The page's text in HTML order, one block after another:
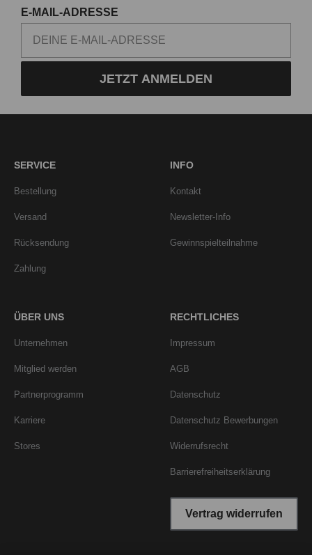
E-MAIL-ADRESSE
JETZT ANMELDEN
SERVICE
Bestellung
Versand
Rücksendung
Zahlung
INFO
Kontakt
Newsletter-Info
Gewinnspielteilnahme
ÜBER UNS
Unternehmen
Mitglied werden
Partnerprogramm
Karriere
Stores
RECHTLICHES
Impressum
AGB
Datenschutz
Datenschutz Bewerbungen
Widerrufsrecht
Barrierefreiheitserklärung
Vertrag widerrufen